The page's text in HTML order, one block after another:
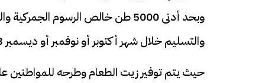
وبحد أدنى 5000 طن خالص الرسوم
والتسليم خلال شهر أكتوبر أو نوفمبر أو ديسمبر 2023.
حيث يتم توفير زيت الطعام وطرحه للمواطنين
الضحايا
افتتاح أكبر صرح ديني في القوصية..
مليون جنيه